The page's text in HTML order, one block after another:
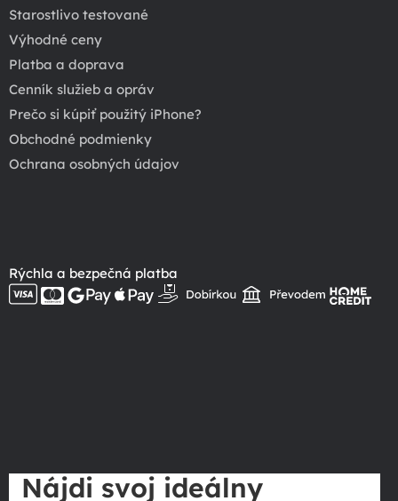
Starostlivo testované
Výhodné ceny
Platba a doprava
Cenník služieb a opráv
Prečo si kúpiť použitý iPhone?
Obchodné podmienky
Ochrana osobných údajov
Rýchla a bezpečná platba
Nájdi svoj ideálny